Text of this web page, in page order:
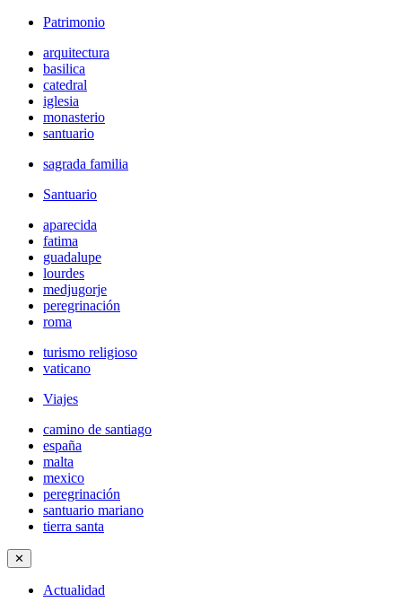
Patrimonio
arquitectura
basilica
catedral
iglesia
monasterio
santuario
sagrada familia
Santuario
aparecida
fatima
guadalupe
lourdes
medjugorje
peregrinación
roma
turismo religioso
vaticano
Viajes
camino de santiago
españa
malta
mexico
peregrinación
santuario mariano
tierra santa
✕
Actualidad